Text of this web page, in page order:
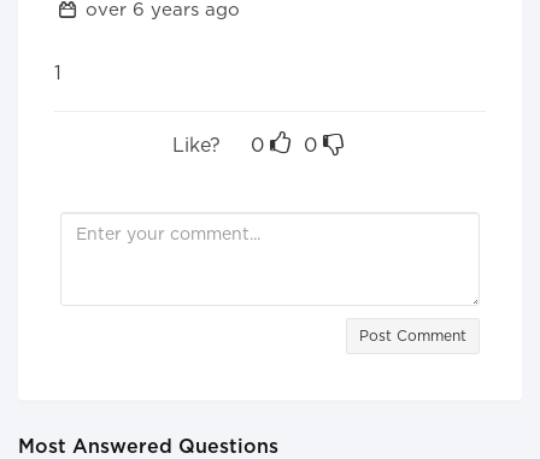
over 6 years ago
1
Like? 0 0
Post Comment
Most Answered Questions